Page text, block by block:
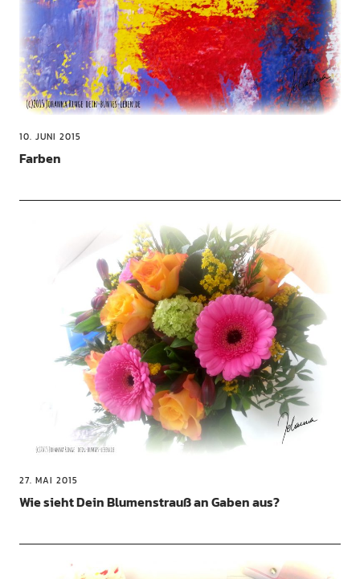
10. JUNI 2015
Farben
27. MAI 2015
Wie sieht Dein Blumenstrauß an Gaben aus?